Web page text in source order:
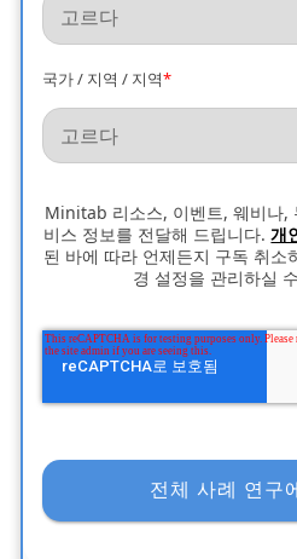
국가 / 지역 / 지역*
Minitab 리소스, 이벤트, 웨비나,
비스 정보를 전달해 드립니다.개
된 바에 따라 언제든지 구독 취소
경 설정을 관리하실